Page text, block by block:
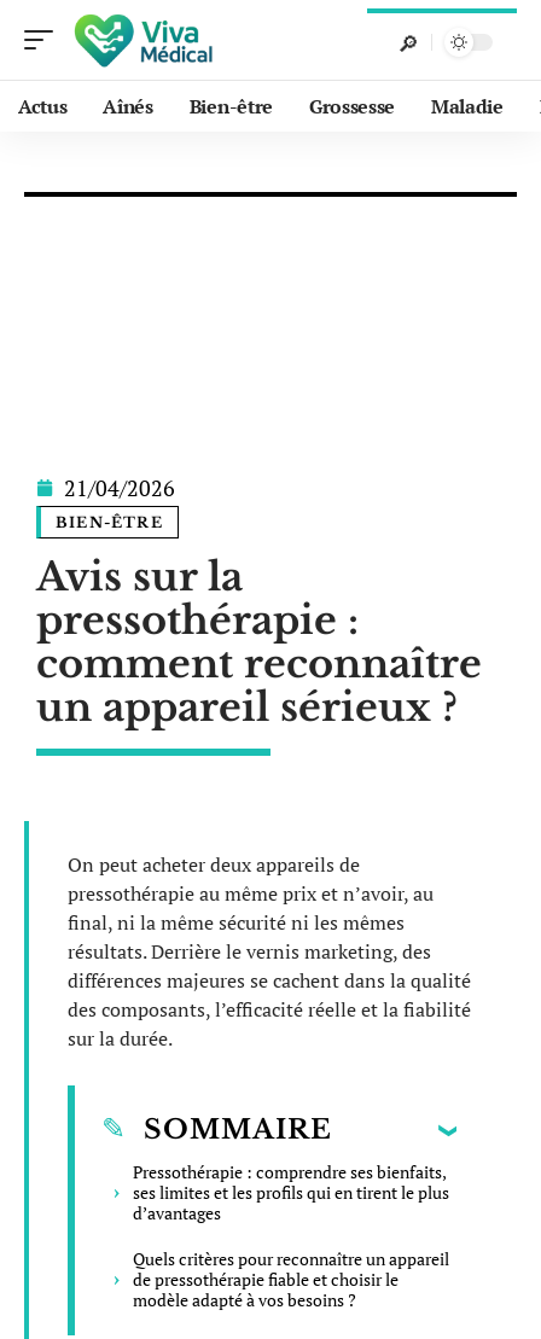
Actus Aînés Bien-être Grossesse Maladie
21/04/2026
BIEN-ÊTRE
Avis sur la
pressothérapie :
comment reconnaître
un appareil sérieux ?
On peut acheter deux appareils de
pressothérapie au même prix et n’avoir, au
final, ni la même sécurité ni les mêmes
résultats. Derrière le vernis marketing, des
différences majeures se cachent dans la qualité
des composants, l’efficacité réelle et la fiabilité
sur la durée.
SOMMAIRE
Pressothérapie : comprendre ses bienfaits,
ses limites et les profils qui en tirent le plus
d’avantages
Quels critères pour reconnaître un appareil
de pressothérapie fiable et choisir le
modèle adapté à vos besoins ?